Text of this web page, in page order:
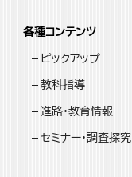
各種コンテンツ
ピックアップ
教科指導
進路・教育情報
セミナー・調査探究